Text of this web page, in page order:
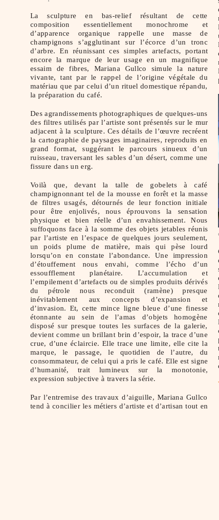
La sculpture en bas-relief résultant de cette
composition essentiellement monochrome et
d’apparence organique rappelle une masse de
champignons s’agglutinant sur l’écorce d’un tronc
d’arbre. En réunissant ces simples artefacts, portant
encore la marque de leur usage en un magnifique
essaim de fibres, Mariana Gullco simule la nature
vivante, tant par le rappel de l’origine végétale du
matériau que par celui d’un rituel domestique répandu,
la préparation du café.
Des agrandissements photographiques de quelques-uns
des filtres utilisés par l’artiste sont présentés sur le mur
adjacent à la sculpture. Ces détails de l’œuvre recréent
la cartographie de paysages imaginaires, reproduits en
grand format, suggérant le parcours sinueux d’un
ruisseau, traversant les sables d’un désert, comme une
fissure dans un erg.
Voilà que, devant la talle de gobelets à café
champignonnant tel de la mousse en forêt et la masse
de filtres usagés, détournés de leur fonction initiale
pour être enjolivés, nous éprouvons la sensation
physique et bien réelle d’un envahissement. Nous
suffoquons face à la somme des objets jetables réunis
par l’artiste en l’espace de quelques jours seulement,
un poids plume de matière, mais qui pèse lourd
lorsqu’on en constate l’abondance. Une impression
d’étouffement nous envahi, comme l’écho d’un
essoufflement planétaire. L’accumulation et
l’empilement d’artefacts ou de simples produits dérivés
du pétrole nous reconduit (ramène) presque
inévitablement aux concepts d’expansion et
d’invasion. Et, cette mince ligne bleue d’une finesse
étonnante au sein de l’amas d’objets homogène
disposé sur presque toutes les surfaces de la galerie,
devient comme un brillant brin d’espoir, la trace d’une
crue, d’une éclaircie. Elle trace une limite, elle cite la
marque, le passage, le quotidien de l’autre, du
consommateur, de celui qui a pris le café. Elle est signe
d’humanité, trait lumineux sur la monotonie,
expression subjective à travers la série.
Par l’entremise des travaux d’aiguille, Mariana Gullco
tend à concilier les métiers d’artiste et d’artisan tout en